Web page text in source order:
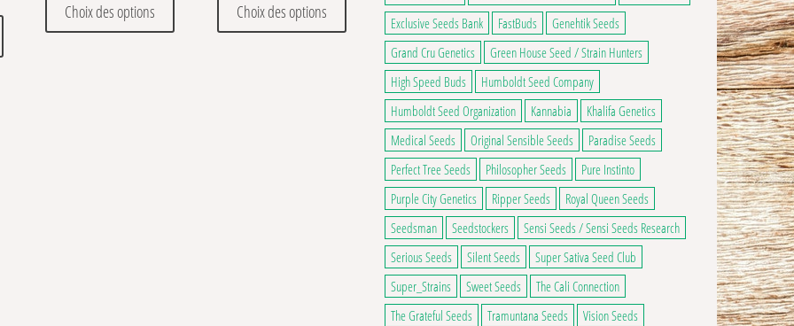
options peuvent être choisies sur la page du produit
Ce produit a plusieurs variations. Les options peuvent être choisies sur la page du produit
Choix des options Choix des options
Exclusive Seeds Bank
FastBuds
Genehtik Seeds
Grand Cru Genetics
Green House Seed / Strain Hunters
High Speed Buds
Humboldt Seed Company
Humboldt Seed Organization
Kannabia
Khalifa Genetics
Medical Seeds
Original Sensible Seeds
Paradise Seeds
Perfect Tree Seeds
Philosopher Seeds
Pure Instinto
Purple City Genetics
Ripper Seeds
Royal Queen Seeds
Seedsman
Seedstockers
Sensi Seeds / Sensi Seeds Research
Serious Seeds
Silent Seeds
Super Sativa Seed Club
Super_Strains
Sweet Seeds
The Cali Connection
The Grateful Seeds
Tramuntana Seeds
Vision Seeds